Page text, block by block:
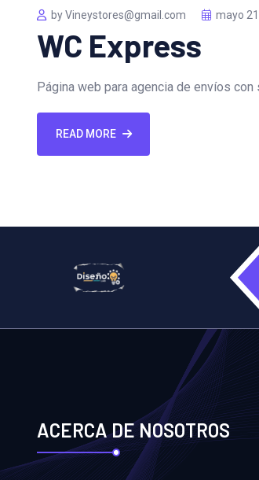
by Vineystores@gmail.com mayo
WC Express
Página web para agencia de envíos
READ MORE
ACERCA DE NOSOTROS